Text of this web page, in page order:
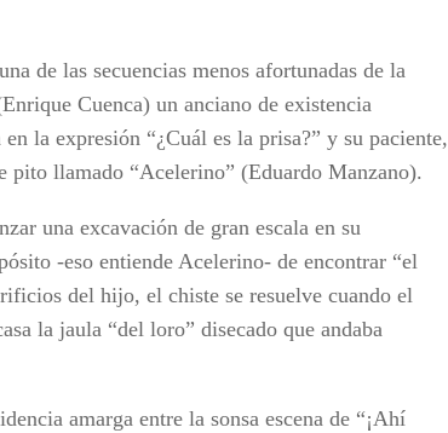
de las secuencias menos afortunadas de la
Cuenca) un anciano de existencia
la expresión “¿Cuál es la prisa?” y su paciente,
pito llamado “Acelerino” (Eduardo Manzano).
una excavación de gran escala en su
-eso entiende Acelerino- de encontrar “el
del hijo, el chiste se resuelve cuando el
la jaula “del loro” disecado que andaba
amarga entre la sonsa escena de “¡Ahí